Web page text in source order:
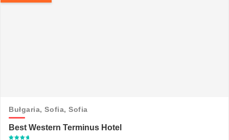
Bułgaria,Sofia,Sofia
Best Western Terminus Hotel